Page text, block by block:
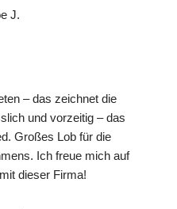
J.
– das zeichnet die
und vorzeitig – das
Großes Lob für die
Ich freue mich auf
dieser Firma!